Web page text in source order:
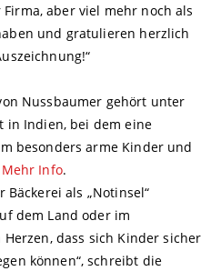
aber viel mehr noch als
und gratulieren herzlich
Nussbaumer gehört unter
in Indien, bei dem eine
besonders arme Kinder und
Mehr Info.
als „Notinsel“
dem Land oder im
dass sich Kinder sicher
können“, schreibt die